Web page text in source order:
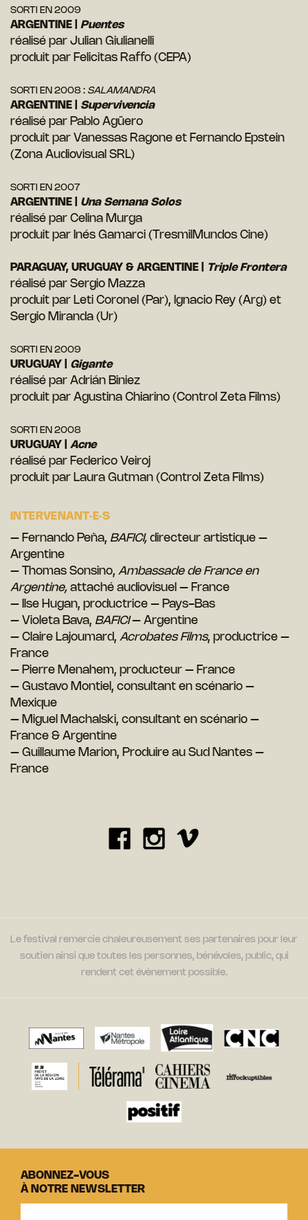
SORTI EN 2009
ARGENTINE | Puentes
réalisé par Julian Giulianelli
produit par Felicitas Raffo (CEPA)
SORTI EN 2008 : SALAMANDRA
ARGENTINE | Supervivencia
réalisé par Pablo Agüero
produit par Vanessas Ragone et Fernando Epstein
(Zona Audiovisual SRL)
SORTI EN 2007
ARGENTINE | Una Semana Solos
réalisé par Celina Murga
produit par Inés Gamarci (TresmilMundos Cine)
PARAGUAY, URUGUAY & ARGENTINE | Triple Frontera
réalisé par Sergio Mazza
produit par Leti Coronel (Par), Ignacio Rey (Arg) et
Sergio Miranda (Ur)
SORTI EN 2009
URUGUAY | Gigante
réalisé par Adrián Biniez
produit par Agustina Chiarino (Control Zeta Films)
SORTI EN 2008
URUGUAY | Acne
réalisé par Federico Veiroj
produit par Laura Gutman (Control Zeta Films)
INTERVENANT·E·S
– Fernando Peña, BAFICI, directeur artistique –
Argentine
– Thomas Sonsino, Ambassade de France en
Argentine, attaché audiovisuel – France
– Ilse Hugan, productrice – Pays-Bas
– Violeta Bava, BAFICI– Argentine
– Claire Lajoumard, Acrobates Films, productrice –
France
– Pierre Menahem, producteur – France
– Gustavo Montiel, consultant en scénario –
Mexique
– Miguel Machalski, consultant en scénario –
France & Argentine
– Guillaume Marion, Produire au Sud Nantes –
France
Le festival remercie chaleureusement ses partenaires pour leur
soutien ainsi que toutes les personnes, bénévoles, public, qui
rendent cet évènement possible.
ABONNEZ-VOUS
À NOTRE NEWSLETTER